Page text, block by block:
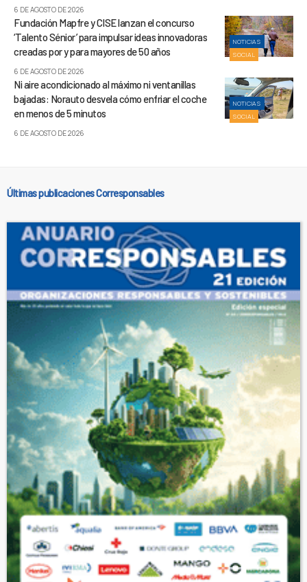
6 DE AGOSTO DE 2026
NOTICIAS
SOCIAL
Fundación Mapfre y CISE lanzan el concurso
‘Talento Sénior’ para impulsar ideas innovadoras
creadas por y para mayores de 50 años
6 DE AGOSTO DE 2026
NOTICIAS
SOCIAL
Ni aire acondicionado al máximo ni ventanillas
bajadas: Norauto desvela cómo enfriar el coche
en menos de 5 minutos
6 DE AGOSTO DE 2026
Últimas publicaciones Corresponsables